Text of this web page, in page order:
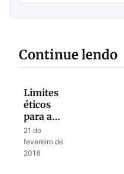
Continue lendo
Limites
éticos
para a
ciência
21 de
fevereiro de
2018